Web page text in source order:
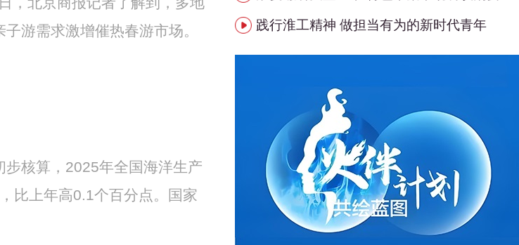
游需求激增催热春游市场。
核算，2025年全国海洋生产
比上年高0.1个百分点。国家
践行淮工精神 做担当有为的新时代青年